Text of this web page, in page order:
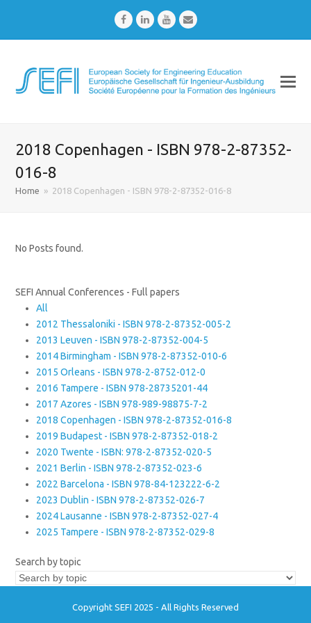
FacebookLinkedInYoutubeEmail
2018 Copenhagen - ISBN 978-2-87352-
016-8
Home » 2018 Copenhagen - ISBN 978-2-87352-016-8
No Posts found.
SEFI Annual Conferences - Full papers
All
2012 Thessaloniki - ISBN 978-2-87352-005-2
2013 Leuven - ISBN 978-2-87352-004-5
2014 Birmingham - ISBN 978-2-87352-010-6
2015 Orleans - ISBN 978-2-8752-012-0
2016 Tampere - ISBN 978-28735201-44
2017 Azores - ISBN 978-989-98875-7-2
2018 Copenhagen - ISBN 978-2-87352-016-8
2019 Budapest - ISBN 978-2-87352-018-2
2020 Twente - ISBN: 978-2-87352-020-5
2021 Berlin - ISBN 978-2-87352-023-6
2022 Barcelona - ISBN 978-84-123222-6-2
2023 Dublin - ISBN 978-2-87352-026-7
2024 Lausanne - ISBN 978-2-87352-027-4
2025 Tampere - ISBN 978-2-87352-029-8
Search by topic
Copyright SEFI 2025 - All Rights Reserved